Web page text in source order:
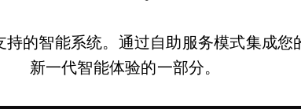
的智能系统。通过自助服务模式集成
新一代智能体验的一部分。